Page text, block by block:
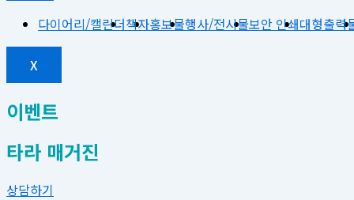
다이어리/캘린더책자홍보물행사/전시물보안 인쇄대형출력
X
이벤트
타라 매거진
상담하기